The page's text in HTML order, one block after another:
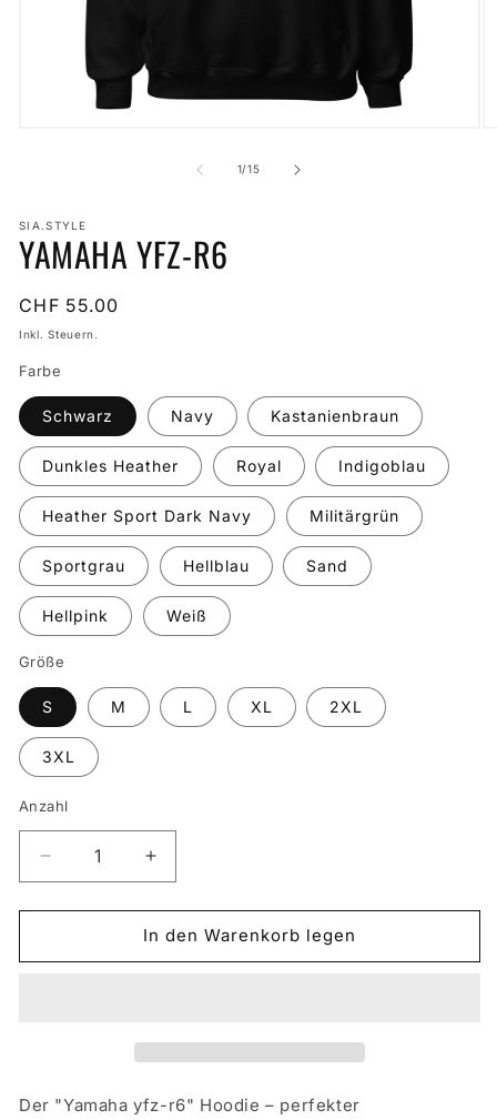
1/von
15
SIA.STYLE
YAMAHA YFZ-R6
Normaler
Preis
CHF 55.00
Inkl. Steuern.
Farbe
Schwarz Navy Kastanienbraun
Dunkles Heather Royal Indigoblau
Heather Sport Dark Navy Militärgrün
Sportgrau Hellblau Sand
Hellpink Weiß
Größe
S M L XL 2XL
3XL
Anzahl
Verringere
die
Menge
YAMAHA
Erhöhe
die
Menge
für
YAMAHA
In den Warenkorb legen
Der "Yamaha yfz-r6" Hoodie – perfekter